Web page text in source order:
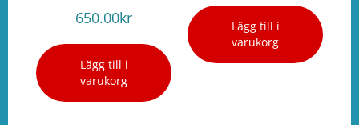
650.00kr
Lägg till i
varukorg
Lägg till i
varukorg